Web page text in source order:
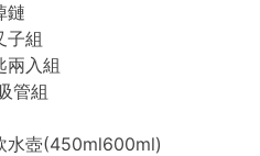
鏈
子組
兩入組
管組
水壺(450ml600ml)